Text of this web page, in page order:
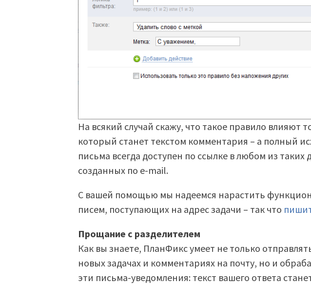
На всякий случай скажу, что такое правило влияют
который станет текстом комментария – а полный
письма всегда доступен по ссылке в любом из таких
созданных по e-mail.
С вашей помощью мы надеемся нарастить
писем, поступающих на адрес задачи – так что
Прощание с разделителем
Как вы знаете, ПланФикс умеет не только
новых задачах и комментариях на почту, но и
эти письма-уведомления: текст вашего ответа